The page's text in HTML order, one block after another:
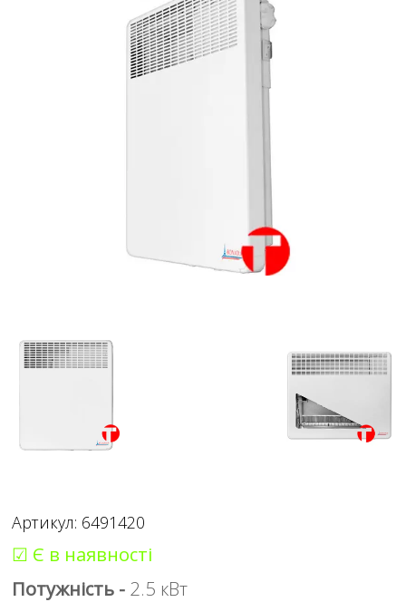
Артикул: 6491420
☑ Є в наявності
Потужність - 2.5 кВт